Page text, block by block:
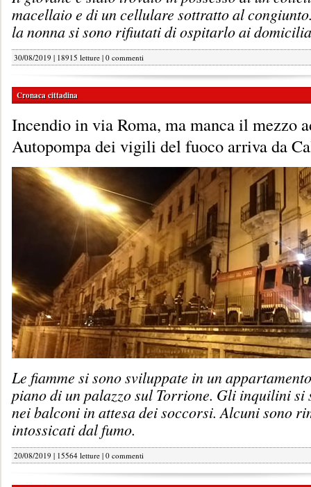
macellaio e di un cellulare sottratto al
la nonna si sono rifiutati di ospitarlo ai
30/08/2019 | 18915 letture | 0 commenti
Cronaca cittadina
Incendio in via Roma, ma manca il mezzo
Autopompa dei vigili del fuoco arriva da
Le fiamme si sono sviluppate in un
piano di un palazzo sul Torrione. Gli inquilini
nei balconi in attesa dei soccorsi. Alcuni sono
intossicati dal fumo.
20/08/2019 | 15564 letture | 0 commenti